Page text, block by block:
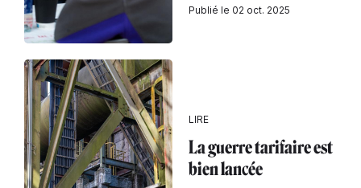
Publié le 02 oct. 2025
LIRE
La guerre tarifaire est
bien lancée